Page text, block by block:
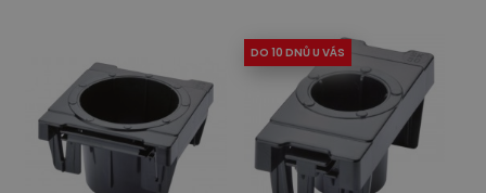
DO 10 DNŮ U VÁS